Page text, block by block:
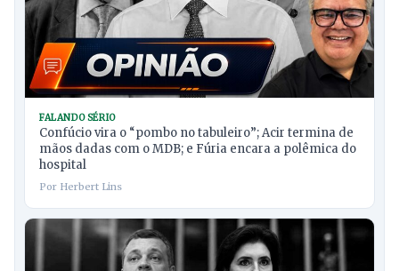
FALANDO SÉRIO
Confúcio vira o “pombo no tabuleiro”; Acir termina de
mãos dadas com o MDB; e Fúria encara a polêmica do
hospital
Por Herbert Lins